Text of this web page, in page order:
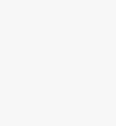
Die Preise für
September
noch bei +5,1 %